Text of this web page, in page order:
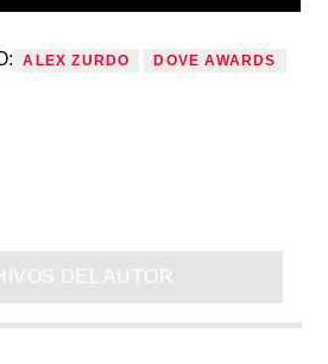
ALEX ZURDO DOVE AWARDS
DEL AUTOR